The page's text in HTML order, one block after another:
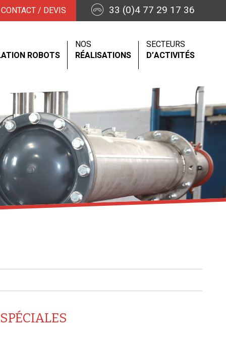
33 (0)4 77 29 17 36
CONTACT / DEVIS
ROBOTS
NOS
RÉALISATIONS
SECTEURS
D’ACTIVITÉS